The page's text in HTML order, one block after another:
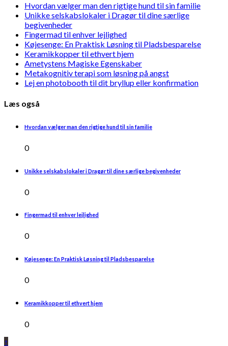
Hvordan vælger man den rigtige hund til sin familie
Unikke selskabslokaler i Dragør til dine særlige
begivenheder
Fingermad til enhver lejlighed
Køjesenge: En Praktisk Løsning til Pladsbesparelse
Keramikkopper til ethvert hjem
Ametystens Magiske Egenskaber
Metakognitiv terapi som løsning på angst
Lej en photobooth til dit bryllup eller konfirmation
Læs også
Hvordan vælger man den rigtige hund til sin familie
0
Unikke selskabslokaler i Dragør til dine særlige begivenheder
0
Fingermad til enhver lejlighed
0
Køjesenge: En Praktisk Løsning til Pladsbesparelse
0
Keramikkopper til ethvert hjem
0
↑